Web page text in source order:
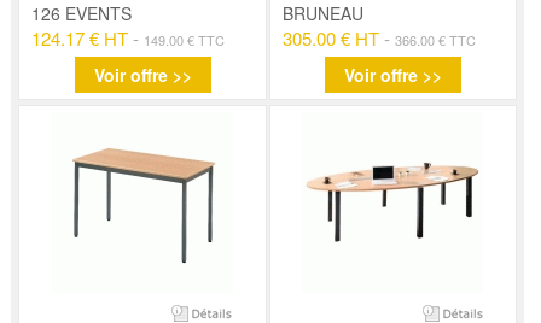
126 EVENTS
124.17 € HT - 149.00 € TTC
Voir offre >>
BRUNEAU
305.00 € HT- 366.00 € TTC
Voir offre >>